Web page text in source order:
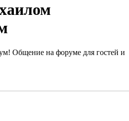
Общение на форуме для гостей и